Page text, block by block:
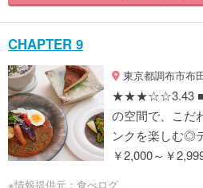
CHAPTER 9
東京都調布市布
★★★☆☆3.43 ■
の空間で、こだ
ンクを楽しむ◎
￥2,000～￥
※情報提供元：食べログ